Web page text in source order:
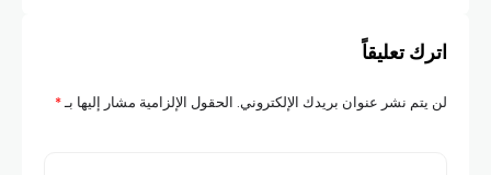
اترك تعليقاً
لن يتم نشر عنوان بريدك الإلكتروني. الحقول الإلزامية مشار إليها بـ*